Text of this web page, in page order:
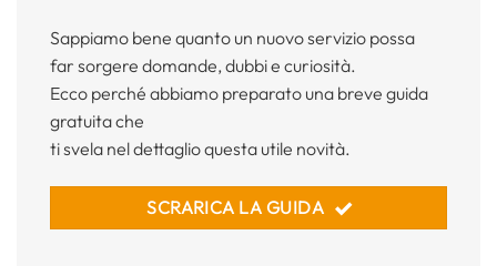
Sappiamo bene quanto un nuovo servizio possa
far sorgere domande, dubbi e curiosità.
Ecco perché abbiamo preparato una breve guida
gratuita che
ti svela nel dettaglio questa utile novità.
SCRARICA LA GUIDA